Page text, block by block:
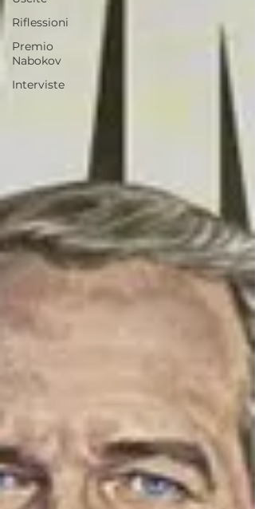
Riflessioni
Premio
Nabokov
Interviste